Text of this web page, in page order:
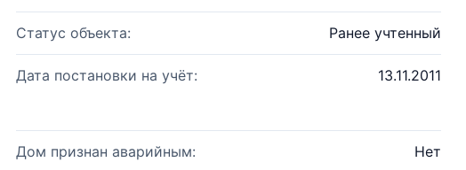
Статус объекта: Ранее учтенный
Дата постановки на учёт: 13.11.2011
Дом признан аварийным: Нет